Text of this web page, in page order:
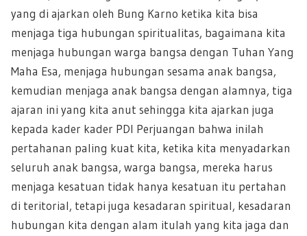
yang di ajarkan oleh Bung Karno ketika kita bisa
menjaga tiga hubungan spiritualitas, bagaimana kita
menjaga hubungan warga bangsa dengan Tuhan Yang
Maha Esa, menjaga hubungan sesama anak bangsa,
kemudian menjaga anak bangsa dengan alamnya, tiga
ajaran ini yang kita anut sehingga kita ajarkan juga
kepada kader kader PDI Perjuangan bahwa inilah
pertahanan paling kuat kita, ketika kita menyadarkan
seluruh anak bangsa, warga bangsa, mereka harus
menjaga kesatuan tidak hanya kesatuan itu pertahan
di teritorial, tetapi juga kesadaran spiritual, kesadaran
hubungan kita dengan alam itulah yang kita jaga dan